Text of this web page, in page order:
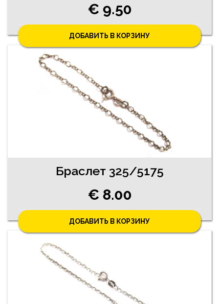
€ 9.50
ДОБАВИТЬ В КОРЗИНУ
Браслет 325/5175
€ 8.00
ДОБАВИТЬ В КОРЗИНУ